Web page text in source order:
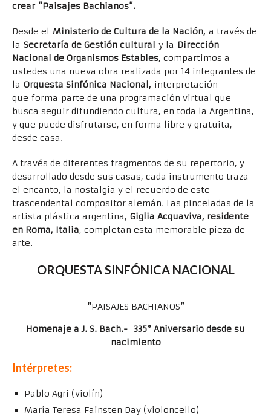
crear “Paisajes Bachianos”.
Desde el Ministerio de Cultura de la Nación, a través de
la Secretaría de Gestión cultural y la Dirección
Nacional de Organismos Estables, compartimos a
ustedes una nueva obra realizada por 14 integrantes de
la Orquesta Sinfónica Nacional, interpretación
que forma parte de una programación virtual que
busca seguir difundiendo cultura, en toda la Argentina,
y que puede disfrutarse, en forma libre y gratuita,
desde casa.
A través de diferentes fragmentos de su repertorio, y
desarrollado desde sus casas, cada instrumento traza
el encanto, la nostalgia y el recuerdo de este
trascendental compositor alemán. Las pinceladas de la
artista plástica argentina, Giglia Acquaviva, residente
en Roma, Italia, completan esta memorable pieza de
arte.
ORQUESTA SINFÓNICA NACIONAL
“PAISAJES BACHIANOS”
Homenaje a J. S. Bach.- 335° Aniversario desde su
nacimiento
Intérpretes:
Pablo Agri (violín)
María Teresa Fainsten Day (violoncello)